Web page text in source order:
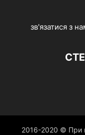
зв'язатися з
2016-2020 © При